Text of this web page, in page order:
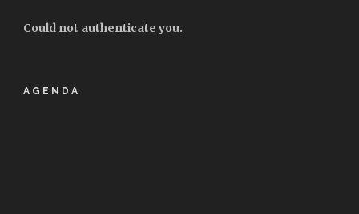
Could not authenticate you.
AGENDA